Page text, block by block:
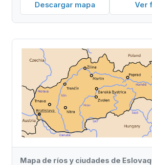
Descargar mapa Ver
Mapa de ríos y ciudades de